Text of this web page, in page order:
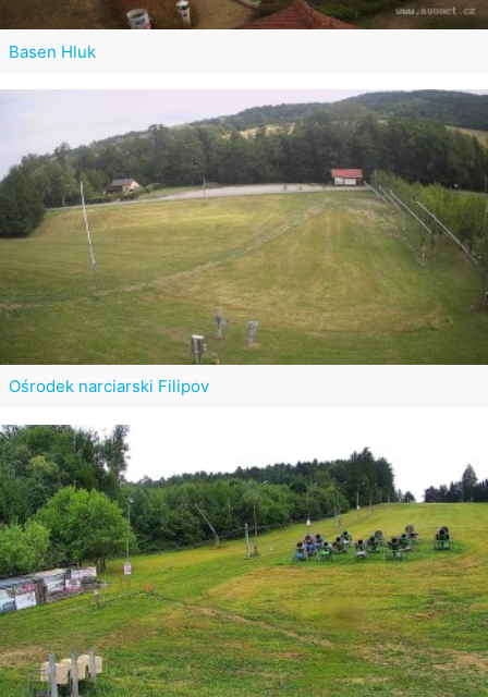
Basen Hluk
Ośrodek narciarski Filipov